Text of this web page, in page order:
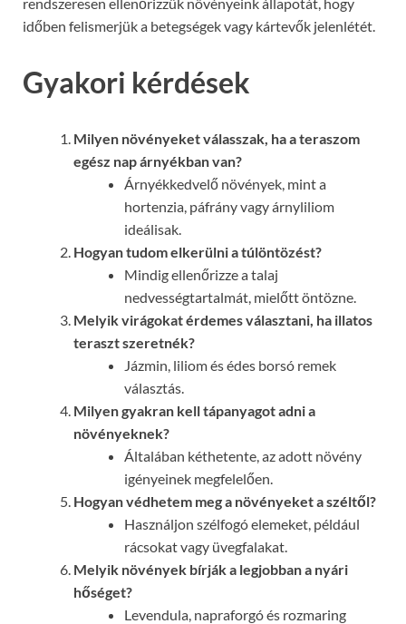
időben felismerjük a betegségek vagy kártevők jelenlétét.
Gyakori kérdések
Milyen növényeket válasszak, ha a teraszom
egész nap árnyékban van?
Árnyékkedvelő növények, mint a
hortenzia, páfrány vagy árnyliliom
ideálisak.
Hogyan tudom elkerülni a túlöntözést?
Mindig ellenőrizze a talaj
nedvességtartalmát, mielőtt öntözne.
Melyik virágokat érdemes választani, ha illatos
teraszt szeretnék?
Jázmin, liliom és édes borsó remek
választás.
Milyen gyakran kell tápanyagot adni a
növényeknek?
Általában kéthetente, az adott növény
igényeinek megfelelően.
Hogyan védhetem meg a növényeket a széltől?
Használjon szélfogó elemeket, például
rácsokat vagy üvegfalakat.
Melyik növények bírják a legjobban a nyári
hőséget?
Levendula, napraforgó és rozmaring